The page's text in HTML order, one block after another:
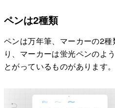
ペンは2種類
ペンは万年筆、マーカーの2
り、マーカーは蛍光ペンのよ
とがっているものがあります。